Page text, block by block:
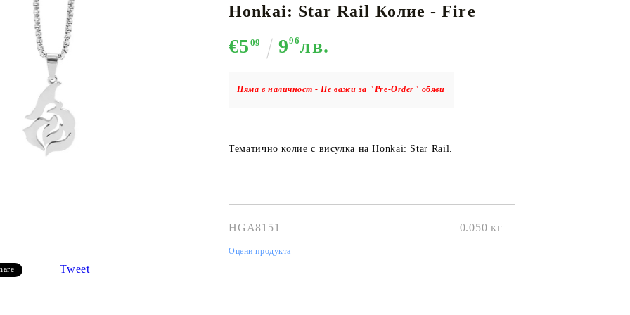
CARD GAME
RIFTBOUND: LEAGUE OF LEGENDS
К-ПОП
Tweet
Honkai: Star Rail Колие - Fire
€5 09 996лв.
Няма в наличност - Не важи за "Pre-Order" обяви
Тематично колие с висулка на Honkai: Star Rail.
HGA8151 0.050 кг
Оцени продукта